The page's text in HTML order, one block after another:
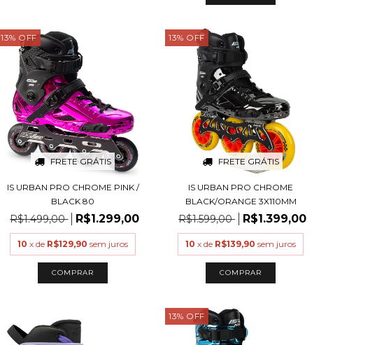
13% OFF
FRETE GRÁTIS
IS URBAN PRO CHROME PINK /
BLACK 80
R$1.499,00 R$1.299,00
10 x de R$129,90 sem juros
COMPRAR
13% OFF
FRETE GRÁTIS
IS URBAN PRO CHROME
BLACK/ORANGE 3X110MM
R$1.599,00 R$1.399,00
10 x de R$139,90 sem juros
COMPRAR
13% OFF